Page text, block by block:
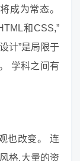
成为常态。
和CSS,”
计”是局限于
学科之间有
也改变。 连
格,大量的资